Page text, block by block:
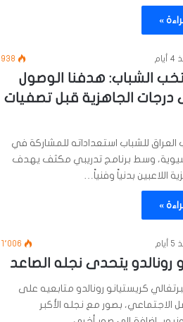
»
938
الشباب: هدفنا الوصول
درجات الجاهزية قبل تصفيات
للشباب استعداداته للمشاركة في
وسط برنامج تدريبي مكثف يهدف
اللاعبين بدنياً وفنياً…
»
1٬006
رونالدو يتحدى نجله الصاعد
كريستيانو رونالدو متابعيه على
الاجتماعي، بصور مع نجله الأكبر